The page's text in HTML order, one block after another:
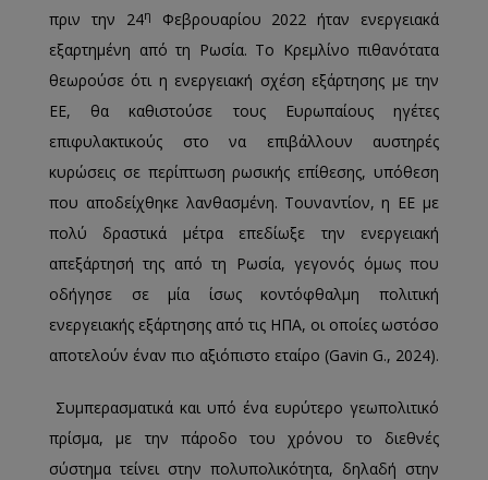
πριν την 24η
Φεβρουαρίου 2022 ήταν ενεργειακά
εξαρτημένη από τη Ρωσία. Το Κρεμλίνο πιθανότατα
θεωρούσε ότι η ενεργειακή σχέση εξάρτησης με την
ΕΕ, θα καθιστούσε τους Ευρωπαίους ηγέτες
επιφυλακτικούς στο να επιβάλλουν αυστηρές
κυρώσεις σε περίπτωση ρωσικής επίθεσης, υπόθεση
που αποδείχθηκε λανθασμένη. Τουναντίον, η ΕΕ με
πολύ δραστικά μέτρα επεδίωξε την ενεργειακή
απεξάρτησή της από τη Ρωσία, γεγονός όμως που
οδήγησε σε μία ίσως κοντόφθαλμη πολιτική
ενεργειακής εξάρτησης από τις ΗΠΑ, οι οποίες ωστόσο
αποτελούν έναν πιο αξιόπιστο εταίρο (Gavin G., 2024).
Συμπερασματικά και υπό ένα ευρύτερο γεωπολιτικό
πρίσμα, με την πάροδο του χρόνου το διεθνές
σύστημα τείνει στην πολυπολικότητα, δηλαδή στην